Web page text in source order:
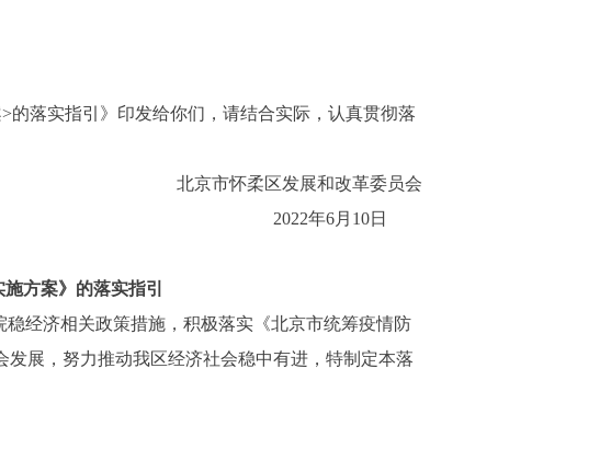
落实指引》印发给你们，请结合实际，认真贯彻落
北京市怀柔区发展和改革委员会
2022年6月10日
方案》的落实指引
经济相关政策措施，积极落实《北京市统筹疫情防
展，努力推动我区经济社会稳中有进，特制定本落